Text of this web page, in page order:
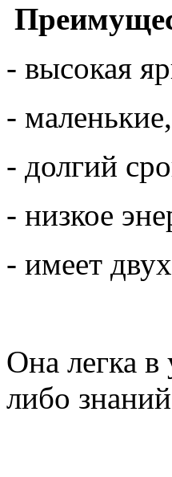
- высокая
-
- долгий
- низкое
- имеет
Она легка в
либо